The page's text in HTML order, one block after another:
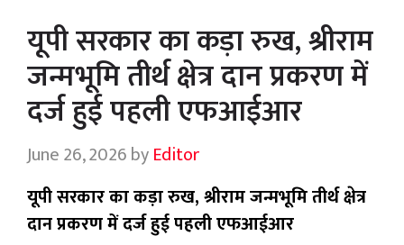
यूपी सरकार का कड़ा रुख, श्रीराम
जन्मभूमि तीर्थ क्षेत्र दान प्रकरण में
दर्ज हुई पहली एफआईआर
June 26, 2026byEditor
यूपी सरकार का कड़ा रुख, श्रीराम जन्मभूमि तीर्थ क्षेत्र
दान प्रकरण में दर्ज हुई पहली एफआईआर